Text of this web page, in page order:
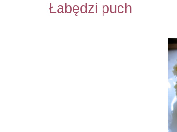
Łabędzi puch